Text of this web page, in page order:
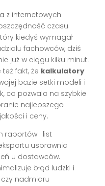
z internetowych
czasu.
kiedyś wymagał
fachowców, dziś
już w ciągu kilku minut.
fakt, że kalkulatory
bazie setki modeli i
co pozwala na szybkie
najlepszego
i ceny.
raportów i list
usprawnia
u dostawców.
błąd ludzki i
nadmiaru